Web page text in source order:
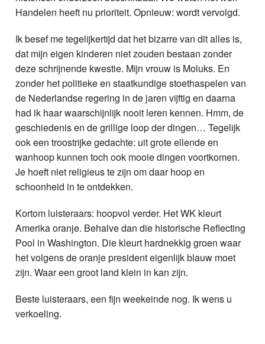
Handelen heeft nu prioriteit. Opnieuw: wordt vervolgd.
Ik besef me tegelijkertijd dat het bizarre van dit alles is,
dat mijn eigen kinderen niet zouden bestaan zonder
deze schrijnende kwestie. Mijn vrouw is Moluks. En
zonder het politieke en staatkundige stoethaspelen van
de Nederlandse regering in de jaren vijftig en daarna
had ik haar waarschijnlijk nooit leren kennen. Hmm, de
geschiedenis en de grillige loop der dingen… Tegelijk
ook een troostrijke gedachte: uit grote ellende en
wanhoop kunnen toch ook mooie dingen voortkomen.
Je hoeft niet religieus te zijn om daar hoop en
schoonheid in te ontdekken.
Kortom luisteraars: hoopvol verder. Het WK kleurt
Amerika oranje. Behalve dan die historische Reflecting
Pool in Washington. Die kleurt hardnekkig groen waar
het volgens de oranje president eigenlijk blauw moet
zijn. Waar een groot land klein in kan zijn.
Beste luisteraars, een fijn weekeinde nog. Ik wens u
verkoeling.